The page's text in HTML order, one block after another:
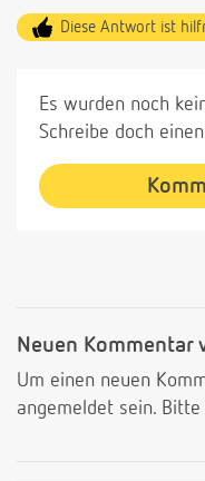
Diese Antwort ist
Es wurden noch
Schreibe doch
Neuen Kommentar
Um einen neuen
angemeldet sein.